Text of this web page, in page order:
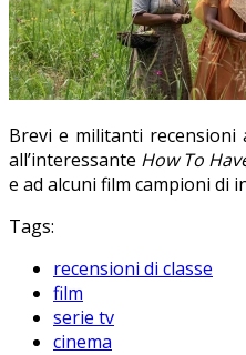
Brevi e militanti recensioni
all’interessante How To
e ad alcuni film campioni di
Tags:
recensioni di classe
film
serie tv
cinema